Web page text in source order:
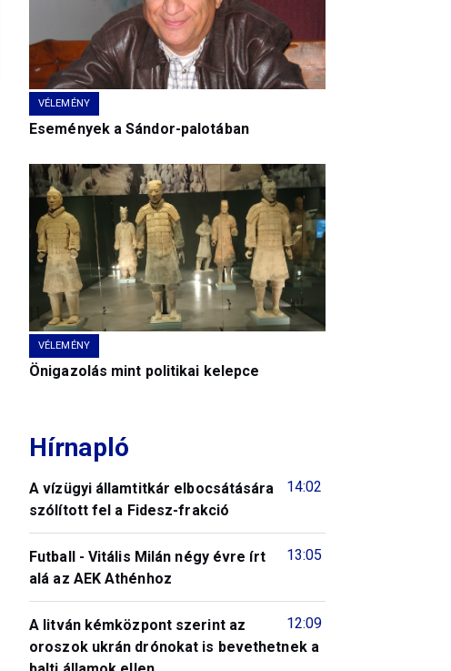
VÉLEMÉNY
Események a Sándor-palotában
VÉLEMÉNY
Önigazolás mint politikai kelepce
Hírnapló
14:02
A vízügyi államtitkár elbocsátására
szólított fel a Fidesz-frakció
13:05
Futball - Vitális Milán négy évre írt
alá az AEK Athénhoz
12:09
A litván kémközpont szerint az
oroszok ukrán drónokat is bevethetnek a